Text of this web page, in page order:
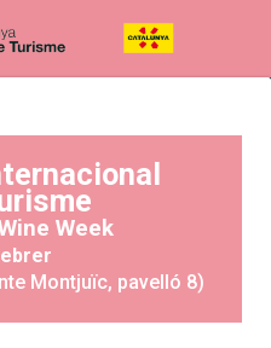
Week
Montjuïc, pavelló 8)